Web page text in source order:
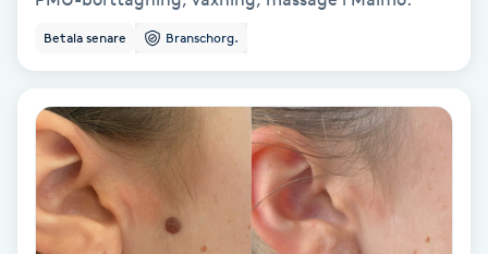
Babylights
Balayage
Bambumassage
Betala senare Branschorg.